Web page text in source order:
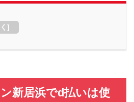
]
新居浜でd払いは使